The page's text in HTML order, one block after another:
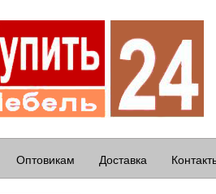
Оптовикам Доставка